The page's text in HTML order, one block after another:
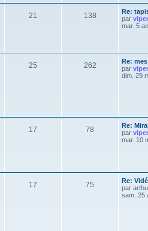
21 138
Re:
par
mar. 5
25 262
Re:
par
dim. 29
17 78
Re:
par
mar. 10
17 75
Re:
par
sam. 25